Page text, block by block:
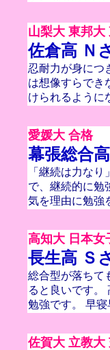
山梨大 東邦大
佐倉高 Ｎ
忍耐力が身につ
は想像すらでき
けられるように
愛媛大 合格
幕張総合
「継続は力な
で、継続的に勉
気を理由に勉強
高知大 日本女
長生高 Ｓ
総合型が落ちて
ると良いです。
勉強です。 早寝
佐賀大 立教大